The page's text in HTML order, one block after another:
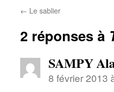
← Le sablier
2 réponses à
SAMPY
8 février 2013